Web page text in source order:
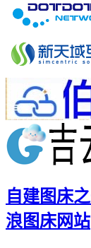
自建图床
浪图床网站